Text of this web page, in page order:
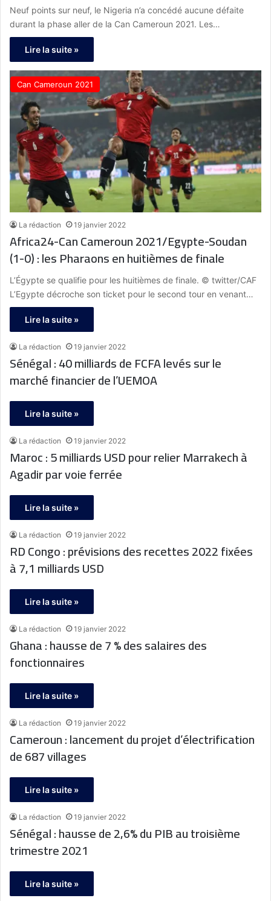
Neuf points sur neuf, le Nigeria n’a concédé aucune défaite
durant la phase aller de la Can Cameroun 2021. Les…
Lire la suite »
Can Cameroun 2021
La rédaction 19 janvier 2022
Africa24-Can Cameroun 2021/Egypte-Soudan
(1-0) : les Pharaons en huitièmes de finale
L’Égypte se qualifie pour les huitièmes de finale. © twitter/CAF
L’Egypte décroche son ticket pour le second tour en venant…
Lire la suite »
La rédaction 19 janvier 2022
Sénégal : 40 milliards de FCFA levés sur le
marché financier de l’UEMOA
Lire la suite »
La rédaction 19 janvier 2022
Maroc : 5 milliards USD pour relier Marrakech à
Agadir par voie ferrée
Lire la suite »
La rédaction 19 janvier 2022
RD Congo : prévisions des recettes 2022 fixées
à 7,1 milliards USD
Lire la suite »
La rédaction 19 janvier 2022
Ghana : hausse de 7 % des salaires des
fonctionnaires
Lire la suite »
La rédaction 19 janvier 2022
Cameroun : lancement du projet d’électrification
de 687 villages
Lire la suite »
La rédaction 19 janvier 2022
Sénégal : hausse de 2,6% du PIB au troisième
trimestre 2021
Lire la suite »